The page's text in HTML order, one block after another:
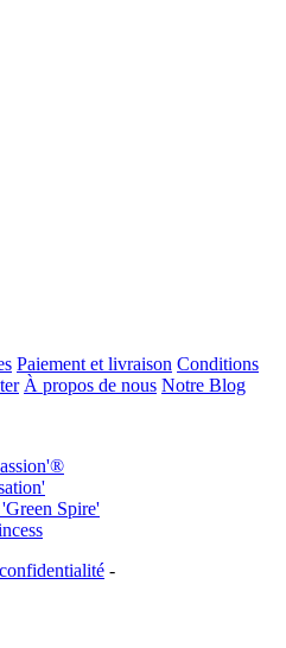
Paiement et livraison Conditions
À propos de nous Notre Blog
Spire'
-